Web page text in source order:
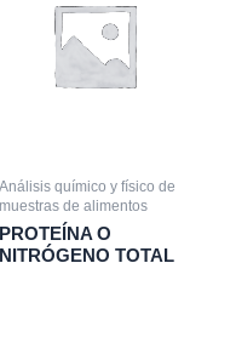
Análisis químico y físico de
muestras de alimentos
PROTEÍNA O
NITRÓGENO TOTAL